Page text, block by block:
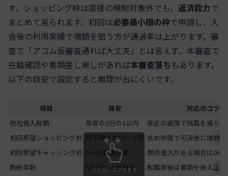
す。ショッピング枠は直接の規制対象外でも、 返済能力で
まとめて見られます。初回は必要最小限の枠で申請し、入
会後の利用実績で増額を狙う方が通過率は上がります。審
査で「アコム仮審査通れば大丈夫」とは言えず、本審査で
在籍確認や書類差し戻しがあれば本審査落ちもあります。
以下の目安で設定すると無理が出にくいです。
項目 目安
対応のコツ
他社借入総額
年収の3分の1以内
直近の返済で残高を減ら
初回希望ショッピング枠 月手取りの0.5～1倍 低め申請で可決後に増額
初回希望キャッシング枠 0～必要最低限
既存借入がある場合は0申
勤続年数
6カ月以上が目安
転職直後は書類を揃え正
スクロールできます